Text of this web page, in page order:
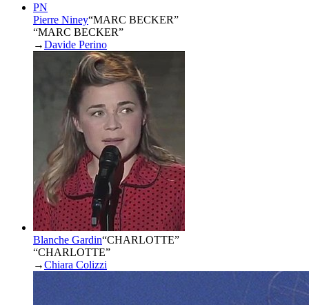
PN
Pierre Niney“MARC BECKER”
“MARC BECKER”
→Davide Perino
Blanche Gardin“CHARLOTTE”
“CHARLOTTE”
→Chiara Colizzi